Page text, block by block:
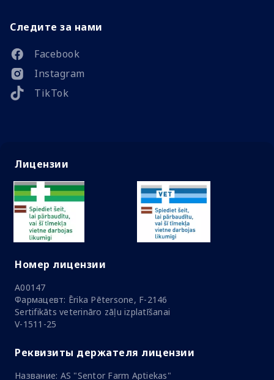
Следите за нами
Facebook
Instagram
TikTok
Лицензии
Номер лицензии
A00147
Фармацевт: Ērika Pētersone, F-2146
Sertifikāts veterināro zāļu izplatīšanai
V-1511-25
Реквизиты держателя лицензии
Название: AS "Sentor Farm Aptiekas"